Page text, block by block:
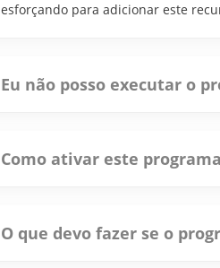
esforçando para adicionar este
Eu não posso executar o
Como ativar este
O que devo fazer se o